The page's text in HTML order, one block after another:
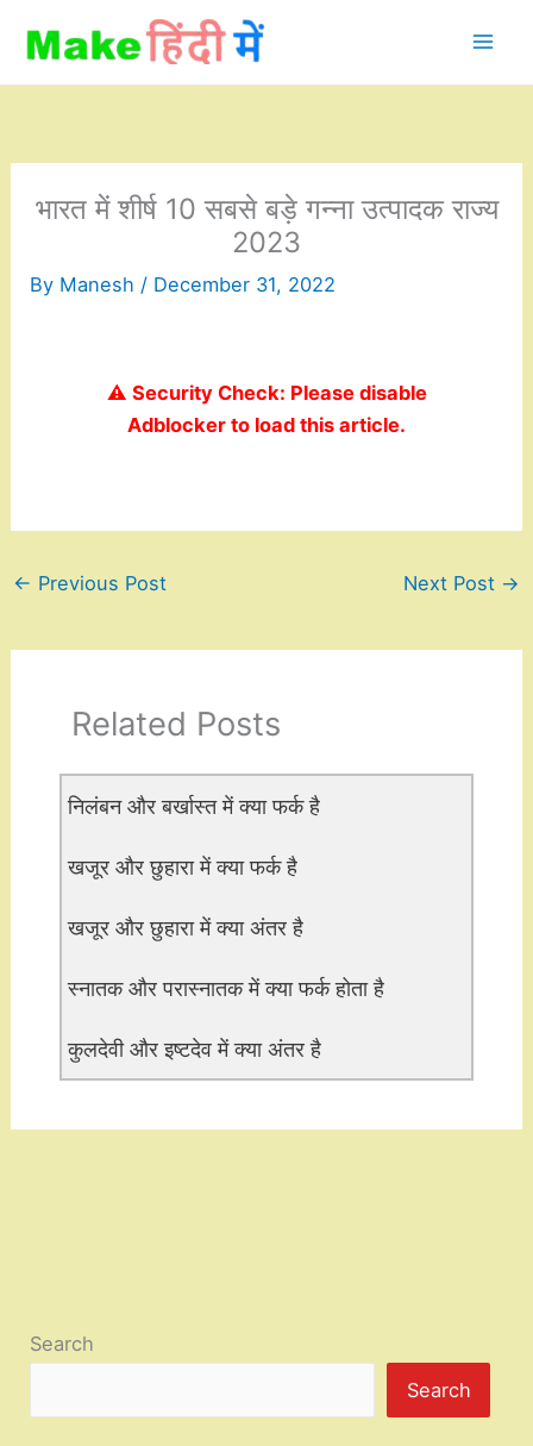
content
भारत में शीर्ष 10 सबसे बड़े गन्ना उत्पादक राज्य
2023
By Manesh / December 31, 2022
⚠️ Security Check: Please disable
Adblocker to load this article.
← Previous Post Next Post →
Related Posts
निलंबन और बर्खास्त में क्या फर्क है
खजूर और छुहारा में क्या फर्क है
खजूर और छुहारा में क्या अंतर है
स्नातक और परास्नातक में क्या फर्क होता है
कुलदेवी और इष्टदेव में क्या अंतर है
Search
Search